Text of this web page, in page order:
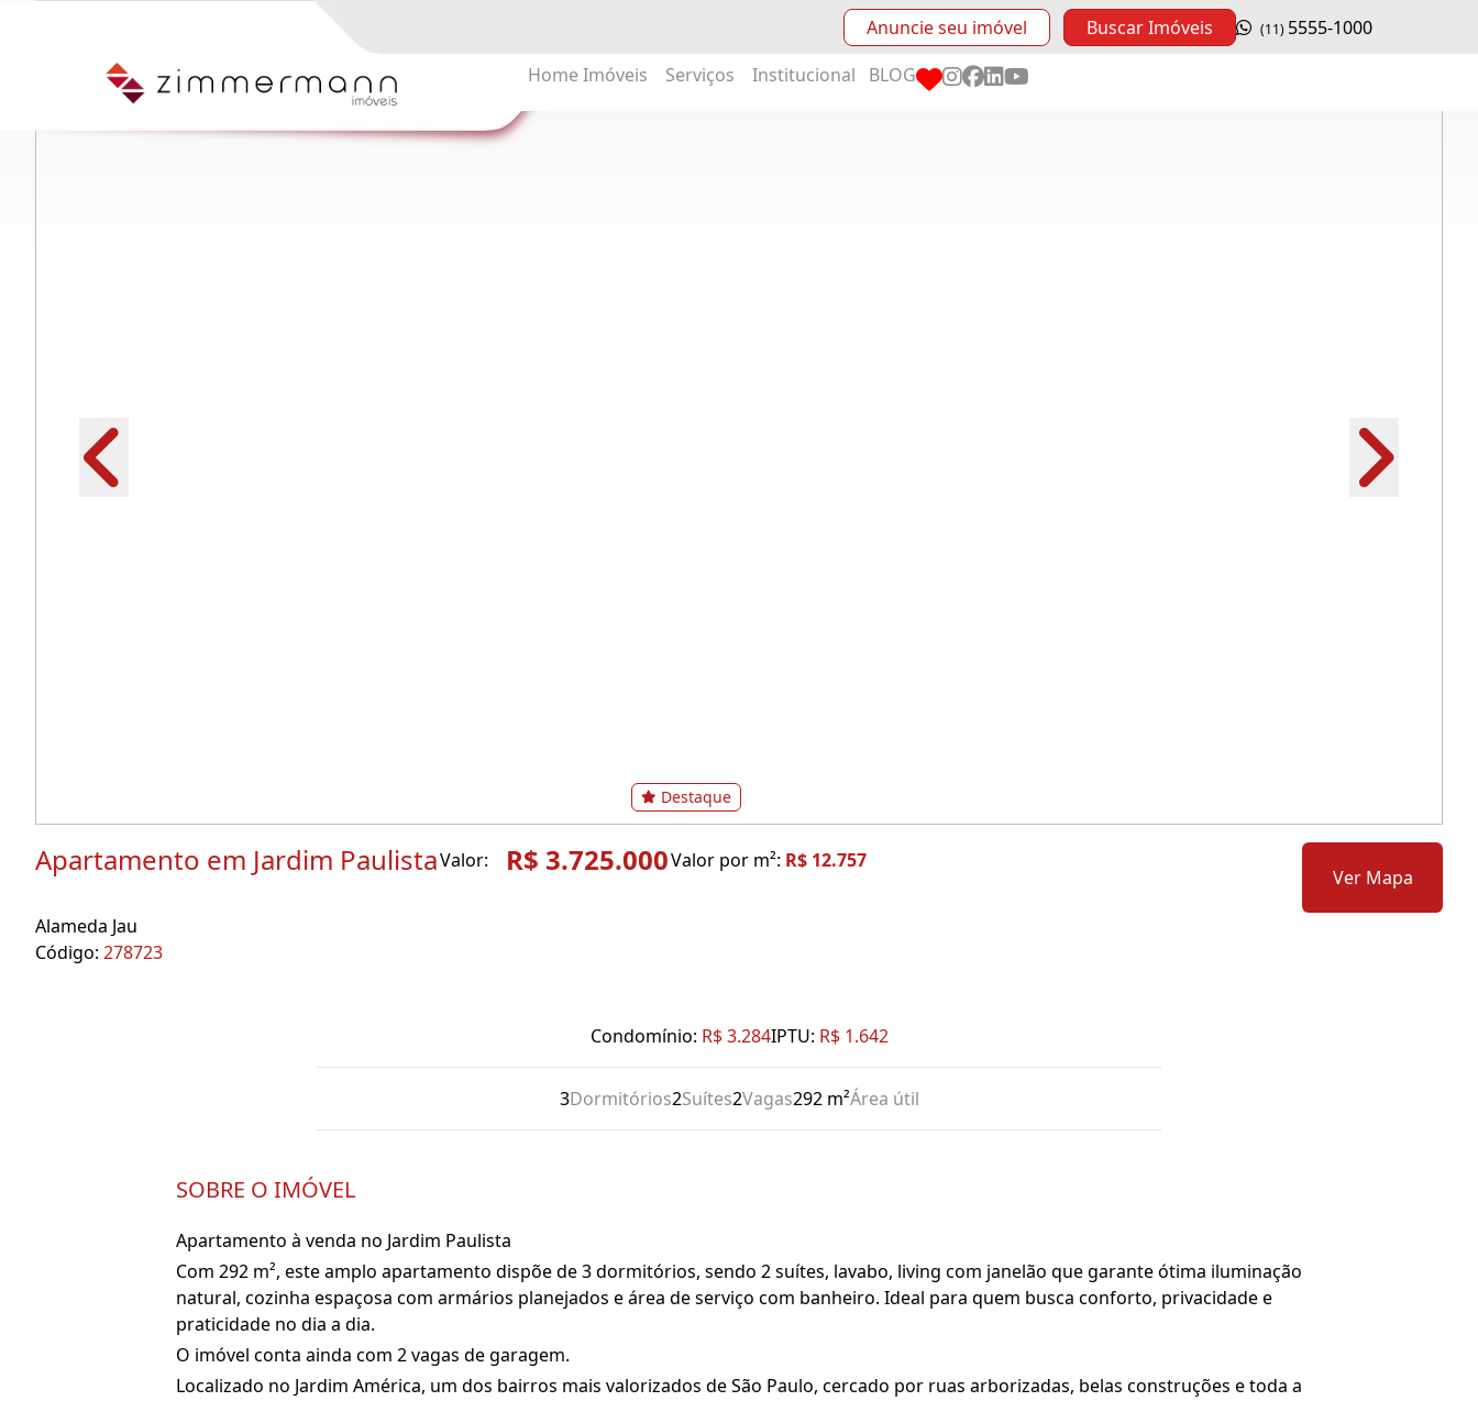
Anuncie seu imóvel Buscar Imóveis (11) 5555-1000
Home Imóveis Serviços Institucional BLOG
Destaque
Apartamento em Jardim PaulistaValor: R$ 3.725.000Valor por m²: R$ 12.757
Alameda Jau
Código: 278723
Ver Mapa
Condomínio: R$ 3.284IPTU: R$ 1.642
3Dormitórios2Suítes2Vagas292 m²Área útil
SOBRE O IMÓVEL
Apartamento à venda no Jardim Paulista
Com 292 m², este amplo apartamento dispõe de 3 dormitórios, sendo 2 suítes, lavabo, living com janelão que garante ótima iluminação
natural, cozinha espaçosa com armários planejados e área de serviço com banheiro. Ideal para quem busca conforto, privacidade e
praticidade no dia a dia.
O imóvel conta ainda com 2 vagas de garagem.
Localizado no Jardim América, um dos bairros mais valorizados de São Paulo, cercado por ruas arborizadas, belas construções e toda a